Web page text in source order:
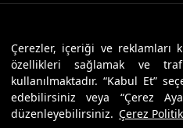
Çerezler, içeriği ve reklamları
özellikleri sağlamak ve
kullanılmaktadır. “Kabul Et”
edebilirsiniz veya “Çerez
düzenleyebilirsiniz. Çerez